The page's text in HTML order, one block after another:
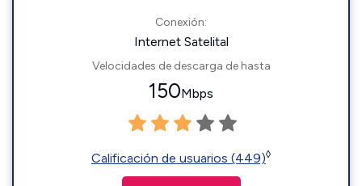
Conexión:
Internet Satelital
Velocidades de descarga de hasta
150Mbps
Calificación de usuarios (449)◊